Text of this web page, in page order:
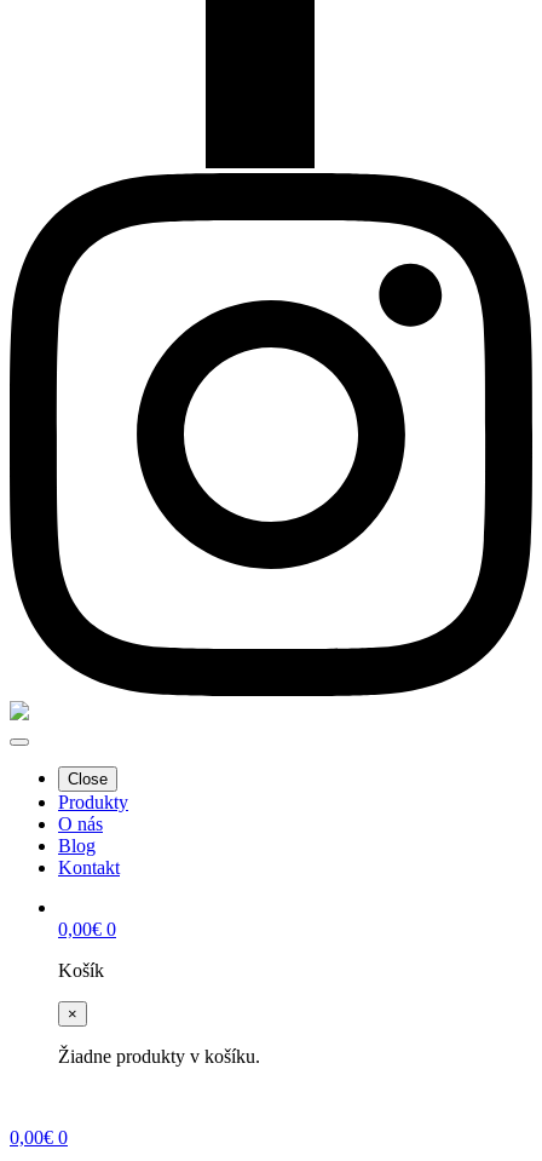
Close
Produkty
O nás
Blog
Kontakt
0,00€ 0
Košík
×
Žiadne produkty v košíku.
0,00€ 0